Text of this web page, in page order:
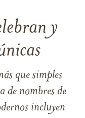
y
que simples
de nombres de
incluyen